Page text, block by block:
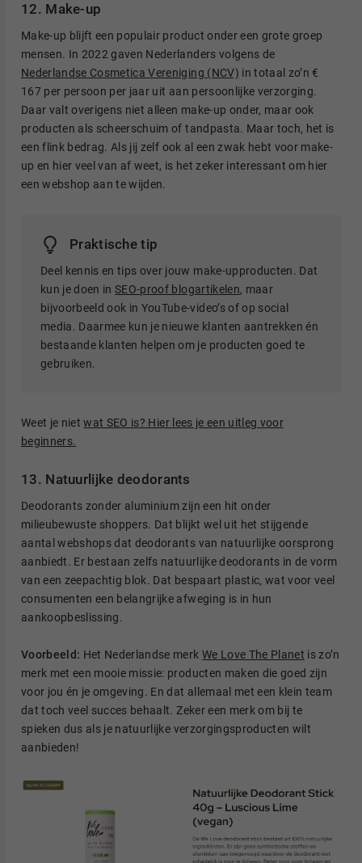
12. Make-up
Make-up blijft een populair product onder een grote groep
mensen. In 2022 gaven Nederlanders volgens de
Nederlandse Cosmetica Vereniging (NCV) in totaal zo’n €
167 per persoon per jaar uit aan persoonlijke verzorging.
Daar valt overigens niet alleen make-up onder, maar ook
producten als scheerschuim of tandpasta. Maar toch, het is
een flink bedrag. Als jij zelf ook al een zwak hebt voor make-
up en hier veel van af weet, is het zeker interessant om hier
een webshop aan te wijden.
Praktische tip
Deel kennis en tips over jouw make-upproducten. Dat
kun je doen inSEO-proof blogartikelen, maar
bijvoorbeeld ook in YouTube-video’s of op social
media. Daarmee kun je nieuwe klanten aantrekken én
bestaande klanten helpen om je producten goed te
gebruiken.
Weet je nietwat SEO is? Hier lees je een uitleg voor
beginners.
13. Natuurlijke deodorants
Deodorants zonder aluminium zijn een hit onder
milieubewuste shoppers. Dat blijkt wel uit het stijgende
aantal webshops dat deodorants van natuurlijke oorsprong
aanbiedt. Er bestaan zelfs natuurlijke deodorants in de vorm
van een zeepachtig blok. Dat bespaart plastic, wat voor veel
consumenten een belangrijke afweging is in hun
aankoopbeslissing.
Voorbeeld: Het Nederlandse merk We Love The Planet is zo’n
merk met een mooie missie: producten maken die goed zijn
voor jou én je omgeving. En dat allemaal met een klein team
dat toch veel succes behaalt. Zeker een merk om bij te
spieken dus als je natuurlijke verzorgingsproducten wilt
aanbieden!